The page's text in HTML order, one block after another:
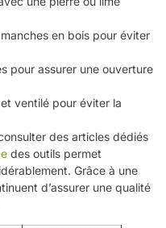
en bois pour éviter
pour assurer une ouverture
ventilé pour éviter la
des articles dédiés
des outils permet
Grâce à une
d’assurer une qualité